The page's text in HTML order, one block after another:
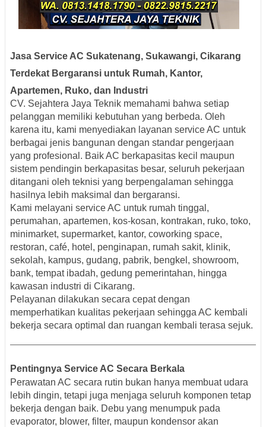
Jasa Service AC Sukatenang, Sukawangi, Cikarang
Terdekat Bergaransi untuk Rumah, Kantor,
Apartemen, Ruko, dan Industri
CV. Sejahtera Jaya Teknik memahami bahwa setiap
pelanggan memiliki kebutuhan yang berbeda. Oleh
karena itu, kami menyediakan layanan service AC untuk
berbagai jenis bangunan dengan standar pengerjaan
yang profesional. Baik AC berkapasitas kecil maupun
sistem pendingin berkapasitas besar, seluruh pekerjaan
ditangani oleh teknisi yang berpengalaman sehingga
hasilnya lebih maksimal dan bergaransi.
Kami melayani service AC untuk rumah tinggal,
perumahan, apartemen, kos-kosan, kontrakan, ruko, toko,
minimarket, supermarket, kantor, coworking space,
restoran, café, hotel, penginapan, rumah sakit, klinik,
sekolah, kampus, gudang, pabrik, bengkel, showroom,
bank, tempat ibadah, gedung pemerintahan, hingga
kawasan industri di Cikarang.
Pelayanan dilakukan secara cepat dengan
memperhatikan kualitas pekerjaan sehingga AC kembali
bekerja secara optimal dan ruangan kembali terasa sejuk.
Pentingnya Service AC Secara Berkala
Perawatan AC secara rutin bukan hanya membuat udara
lebih dingin, tetapi juga menjaga seluruh komponen tetap
bekerja dengan baik. Debu yang menumpuk pada
evaporator, blower, filter, maupun kondensor akan